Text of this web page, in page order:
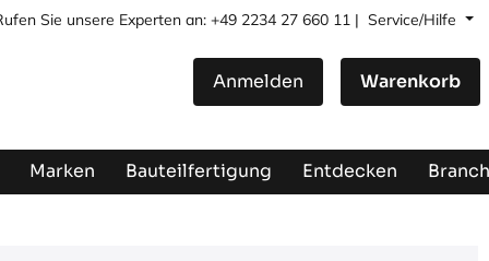
Sie unsere Experten an: +49 2234 27 660 11 | Service/Hilfe
Anmelden Warenkorb
Marken Bauteilfertigung Entdecken